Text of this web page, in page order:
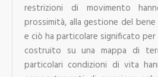
restrizioni di movimento
prossimità, alla gestione del
e ciò ha particolare significato per
costruito su una mappa di
particolari condizioni di vita